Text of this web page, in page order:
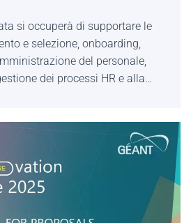
si occuperà di supportare le
e selezione, onboarding,
del personale,
dei processi HR e alla…